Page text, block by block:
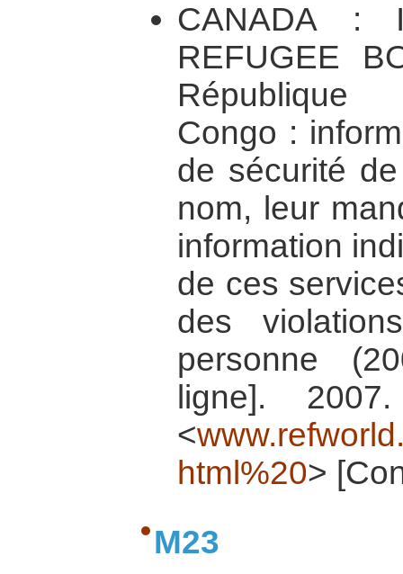
CANADA :
REFUGEE
Congo :
de sécurité
nom, leur
information
de ces
des
personne
ligne].
<
html%20>
M23